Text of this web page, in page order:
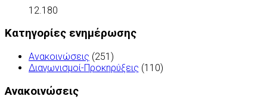
12.180
Κατηγορίες ενημέρωσης
Ανακοινώσεις (251)
Διαγωνισμοί-Προκηρύξεις (110)
Ανακοινώσεις